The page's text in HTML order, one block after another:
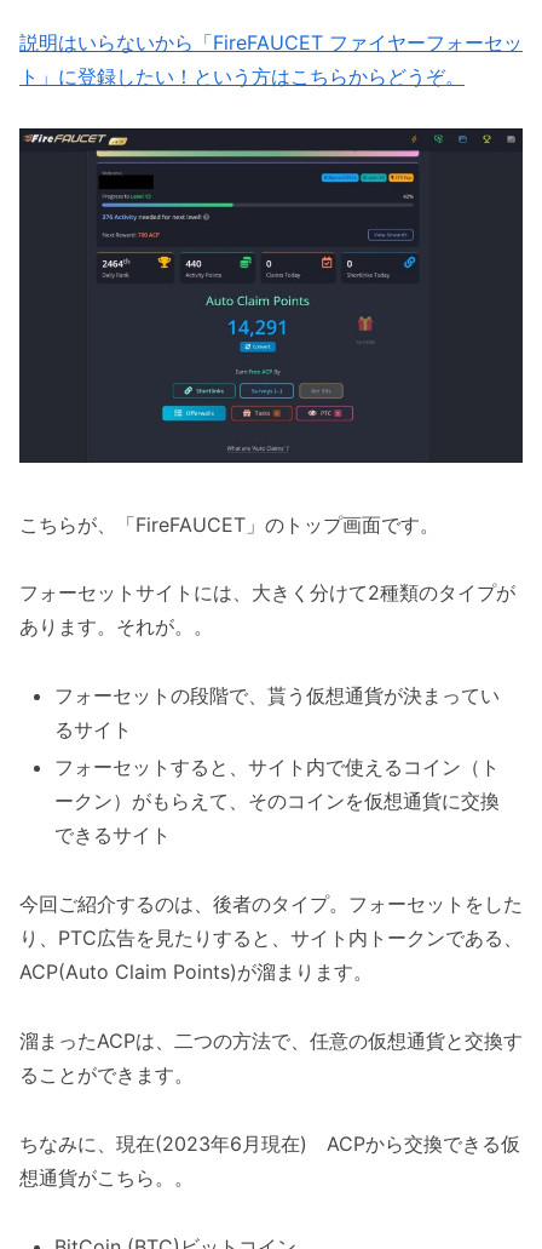
説明はいらないから「FireFAUCET ファイヤーフォーセッ
ト」に登録したい！という方はこちらからどうぞ。
こちらが、「FireFAUCET」のトップ画面です。
フォーセットサイトには、大きく分けて2種類のタイプが
あります。それが。。
フォーセットの段階で、貰う仮想通貨が決まってい
るサイト
フォーセットすると、サイト内で使えるコイン（ト
ークン）がもらえて、そのコインを仮想通貨に交換
できるサイト
今回ご紹介するのは、後者のタイプ。フォーセットをした
り、PTC広告を見たりすると、サイト内トークンである、
ACP(Auto Claim Points)が溜まります。
溜まったACPは、二つの方法で、任意の仮想通貨と交換す
ることができます。
ちなみに、現在(2023年6月現在) ACPから交換できる仮
想通貨がこちら。。